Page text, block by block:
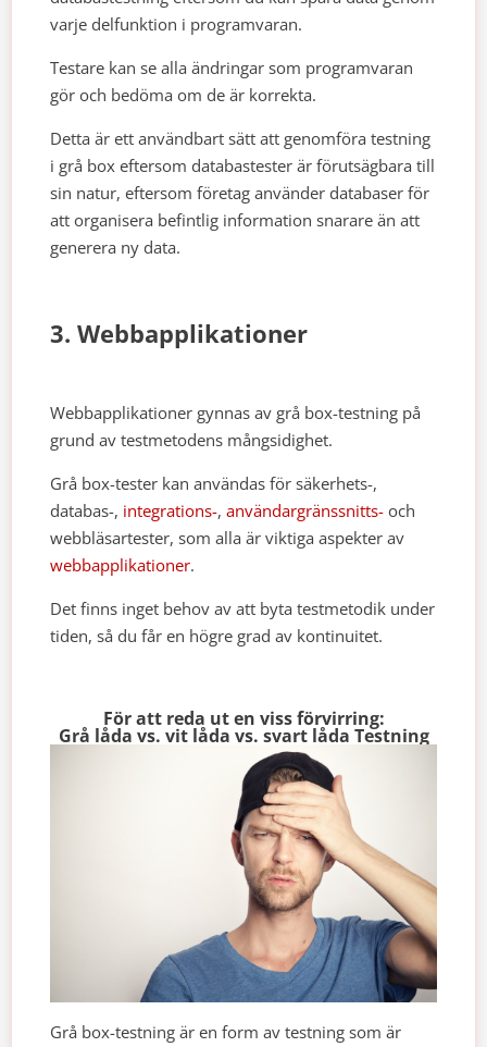
varje delfunktion i programvaran.
Testare kan se alla ändringar som programvaran
gör och bedöma om de är korrekta.
Detta är ett användbart sätt att genomföra testning
i grå box eftersom databastester är förutsägbara till
sin natur, eftersom företag använder databaser för
att organisera befintlig information snarare än att
generera ny data.
3. Webbapplikationer
Webbapplikationer gynnas av grå box-testning på
grund av testmetodens mångsidighet.
Grå box-tester kan användas för säkerhets-,
databas-, integrations-,användargränssnitts- och
webbläsartester, som alla är viktiga aspekter av
webbapplikationer.
Det finns inget behov av att byta testmetodik under
tiden, så du får en högre grad av kontinuitet.
För att reda ut en viss förvirring:
Grå låda vs. vit låda vs. svart låda Testning
Grå box-testning är en form av testning som är